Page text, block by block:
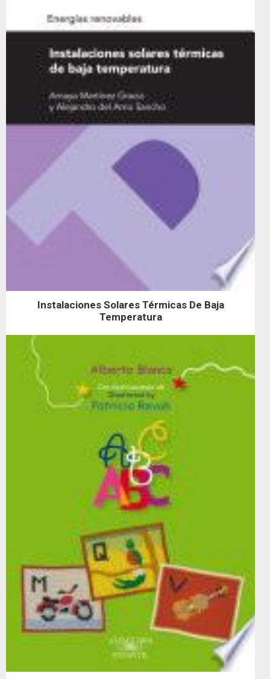
Instalaciones Solares Térmicas De Baja
Temperatura